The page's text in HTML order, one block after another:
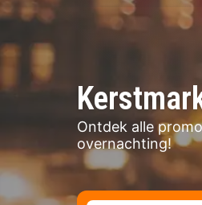
Ontdek alle
overnachting!